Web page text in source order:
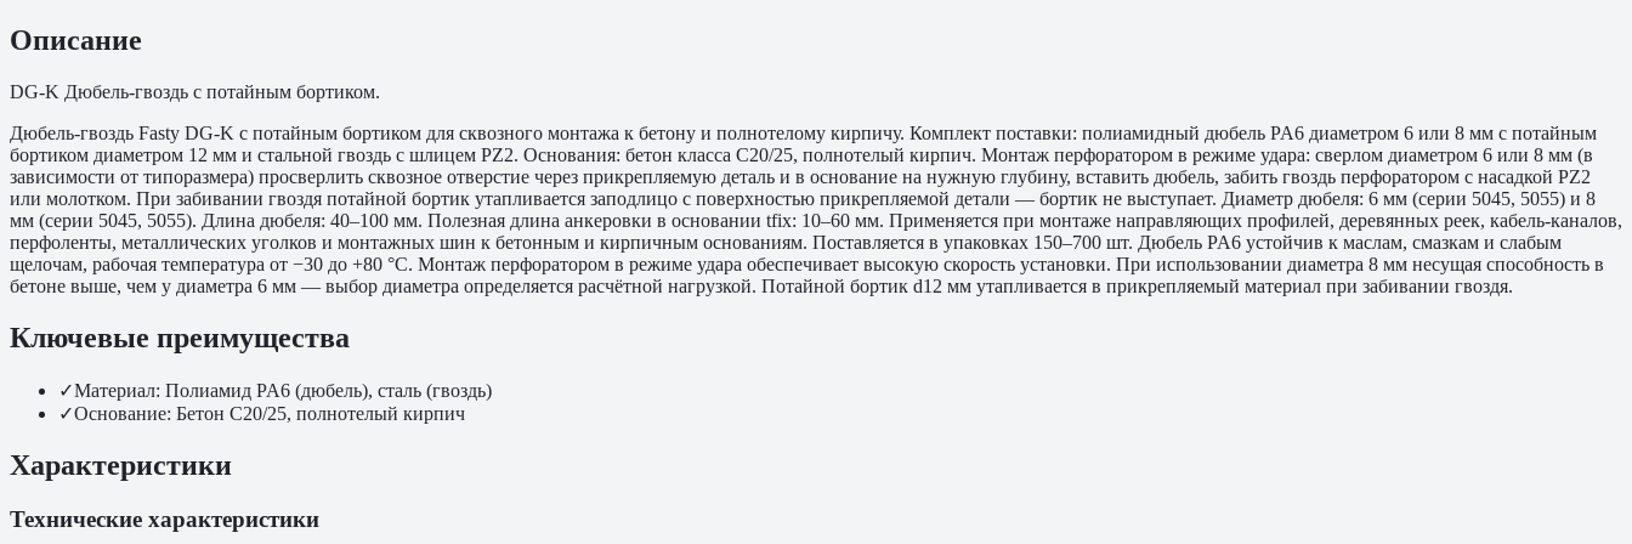
Описание
DG-K Дюбель-гвоздь с потайным бортиком.
Дюбель-гвоздь Fasty DG-K с потайным бортиком для сквозного монтажа к бетону и полнотелому кирпичу. Комплект поставки: полиамидный дюбель PA6 диаметром 6 или 8 мм с потайным
бортиком диаметром 12 мм и стальной гвоздь с шлицем PZ2. Основания: бетон класса C20/25, полнотелый кирпич. Монтаж перфоратором в режиме удара: сверлом диаметром 6 или 8 мм (в
зависимости от типоразмера) просверлить сквозное отверстие через прикрепляемую деталь и в основание на нужную глубину, вставить дюбель, забить гвоздь перфоратором с насадкой PZ2
или молотком. При забивании гвоздя потайной бортик утапливается заподлицо с поверхностью прикрепляемой детали — бортик не выступает. Диаметр дюбеля: 6 мм (серии 5045, 5055) и 8
мм (серии 5045, 5055). Длина дюбеля: 40–100 мм. Полезная длина анкеровки в основании tfix: 10–60 мм. Применяется при монтаже направляющих профилей, деревянных реек, кабель-каналов,
перфоленты, металлических уголков и монтажных шин к бетонным и кирпичным основаниям. Поставляется в упаковках 150–700 шт. Дюбель PA6 устойчив к маслам, смазкам и слабым
щелочам, рабочая температура от −30 до +80 °C. Монтаж перфоратором в режиме удара обеспечивает высокую скорость установки. При использовании диаметра 8 мм несущая способность в
бетоне выше, чем у диаметра 6 мм — выбор диаметра определяется расчётной нагрузкой. Потайной бортик d12 мм утапливается в прикрепляемый материал при забивании гвоздя.
Ключевые преимущества
✓Материал: Полиамид PA6 (дюбель), сталь (гвоздь)
✓Основание: Бетон C20/25, полнотелый кирпич
Характеристики
Технические характеристики